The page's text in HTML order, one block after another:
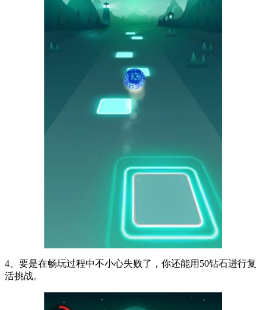
4、要是在畅玩过程中不小心失败了，你还能用50钻石进行复
活挑战。